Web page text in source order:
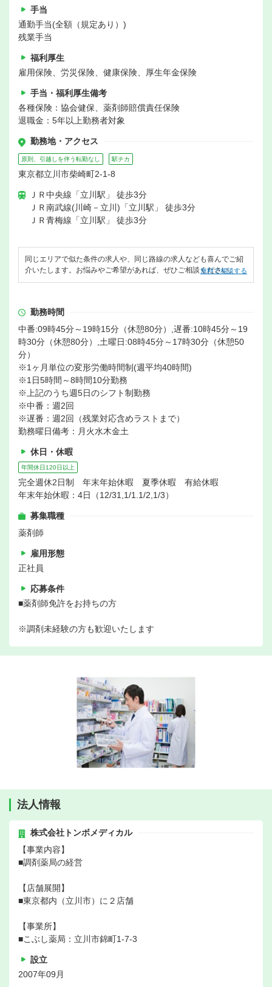
手当
通勤手当(全額（規定あり）)
残業手当
福利厚生
雇用保険、労災保険、健康保険、厚生年金保険
手当・福利厚生備考
各種保険：協会健保、薬剤師賠償責任保険
退職金：5年以上勤務者対象
勤務地・アクセス
原則、引越しを伴う転勤なし 駅チカ
東京都立川市柴崎町2-1-8
ＪＲ中央線「立川駅」 徒歩3分
ＪＲ南武線(川崎－立川)「立川駅」 徒歩3分
ＪＲ青梅線「立川駅」 徒歩3分
同じエリアで似た条件の求人や、同じ路線の求人なども喜んでご紹
介いたします。お悩みやご希望があれば、ぜひご相談ください。
無料で相談する
勤務時間
中番:09時45分～19時15分（休憩80分）,遅番:10時45分～19
時30分（休憩80分）,土曜日:08時45分～17時30分（休憩50
分）
※1ヶ月単位の変形労働時間制(週平均40時間)
※1日5時間～8時間10分勤務
※上記のうち週5日のシフト制勤務
※中番：週2回
※遅番：週2回（残業対応含めラストまで）
勤務曜日備考：月火水木金土
休日・休暇
年間休日120日以上
完全週休2日制 年末年始休暇 夏季休暇 有給休暇
年末年始休暇：4日（12/31,1/1.1/2,1/3）
募集職種
薬剤師
雇用形態
正社員
応募条件
■薬剤師免許をお持ちの方
※調剤未経験の方も歓迎いたします
法人情報
株式会社トンボメディカル
【事業内容】
■調剤薬局の経営
【店舗展開】
■東京都内（立川市）に２店舗
【事業所】
■こぶし薬局：立川市錦町1-7-3
設立
2007年09月